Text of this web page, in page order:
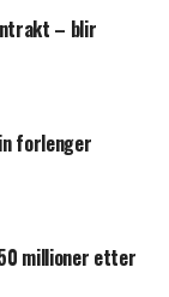
– blir
forlenger
millioner etter